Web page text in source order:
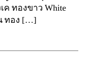
ทองขาว White
ทอง […]